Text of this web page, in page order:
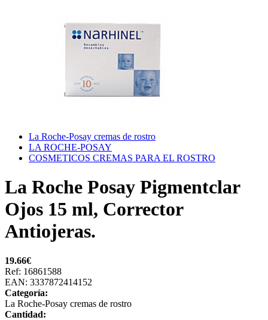
La Roche-Posay cremas de rostro
LA ROCHE-POSAY
COSMETICOS CREMAS PARA EL ROSTRO
La Roche Posay Pigmentclar
Ojos 15 ml, Corrector
Antiojeras.
19.66€
Ref: 16861588
EAN: 3337872414152
Categoría:
La Roche-Posay cremas de rostro
Cantidad: